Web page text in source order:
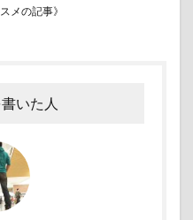
メの記事》
いた人